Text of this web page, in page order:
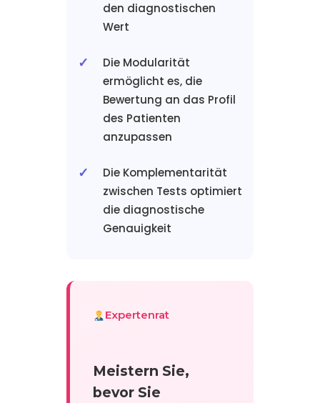
den diagnostischen
Wert
Die Modularität
ermöglicht es, die
Bewertung an das Profil
des Patienten
anzupassen
Die Komplementarität
zwischen Tests optimiert
die diagnostische
Genauigkeit
Expertenrat
Meistern Sie,
bevor Sie